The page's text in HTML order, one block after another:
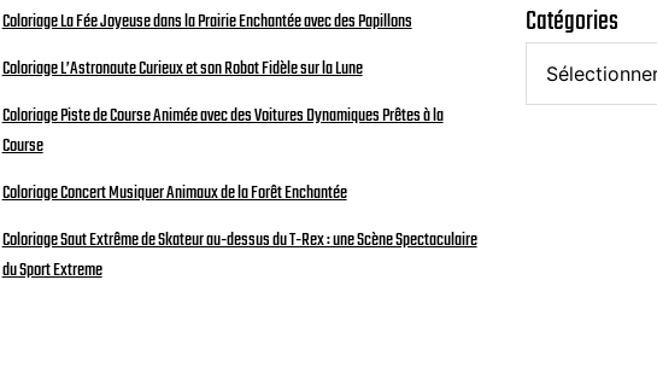
Coloriage La Fée Joyeuse dans la Prairie Enchantée avec des Papillons
Coloriage L’Astronaute Curieux et son Robot Fidèle sur la Lune
Coloriage Piste de Course Animée avec des Voitures Dynamiques Prêtes à la
Course
Coloriage Concert Musiquer Animaux de la Forêt Enchantée
Coloriage Saut Extrême de Skateur au-dessus du T-Rex : une Scène Spectaculaire
du Sport Extreme
Catégories